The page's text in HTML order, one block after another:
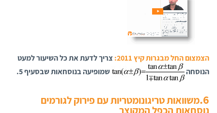
הצמצום החל מבגרות קיץ 2011:
צריך לדעת את כל השיעור למעט
הנוסחה
שמופיעה בנוסחאות שבסעיף 5.
6. משוואות טריגונומטריות עם פירוק לגורמים